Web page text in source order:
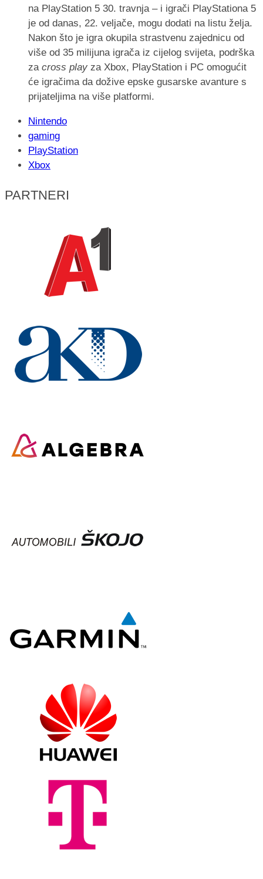
na PlayStation 5 30. travnja – i igrači PlayStationa 5
je od danas, 22. veljače, mogu dodati na listu želja.
Nakon što je igra okupila strastvenu zajednicu od
više od 35 milijuna igrača iz cijelog svijeta, podrška
za cross play ​​za Xbox, PlayStation i PC omogućit
će igračima da dožive epske gusarske avanture s
prijateljima na više platformi.
Nintendo
gaming
PlayStation
Xbox
PARTNERI